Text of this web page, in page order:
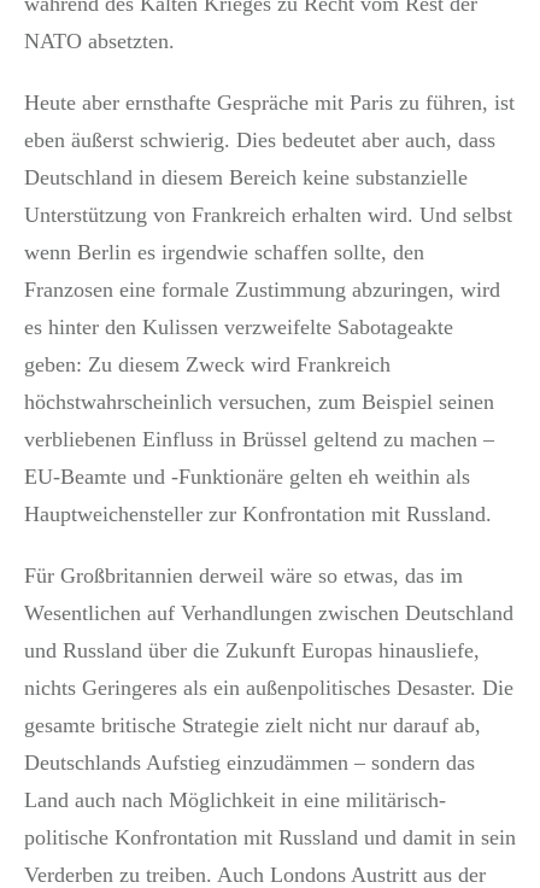
NATO absetzten.
Heute aber ernsthafte Gespräche mit Paris zu führen, ist
eben äußerst schwierig. Dies bedeutet aber auch, dass
Deutschland in diesem Bereich keine substanzielle
Unterstützung von Frankreich erhalten wird. Und selbst
wenn Berlin es irgendwie schaffen sollte, den
Franzosen eine formale Zustimmung abzuringen, wird
es hinter den Kulissen verzweifelte Sabotageakte
geben: Zu diesem Zweck wird Frankreich
höchstwahrscheinlich versuchen, zum Beispiel seinen
verbliebenen Einfluss in Brüssel geltend zu machen –
EU-Beamte und -Funktionäre gelten eh weithin als
Hauptweichensteller zur Konfrontation mit Russland.
Für Großbritannien derweil wäre so etwas, das im
Wesentlichen auf Verhandlungen zwischen Deutschland
und Russland über die Zukunft Europas hinausliefe,
nichts Geringeres als ein außenpolitisches Desaster. Die
gesamte britische Strategie zielt nicht nur darauf ab,
Deutschlands Aufstieg einzudämmen – sondern das
Land auch nach Möglichkeit in eine militärisch-
politische Konfrontation mit Russland und damit in sein
Verderben zu treiben. Auch Londons Austritt aus der